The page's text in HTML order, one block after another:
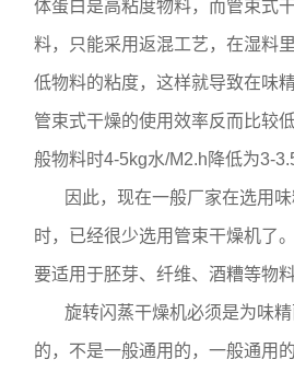
体蛋白是高粘度物料，而管束式
料，只能采用返混工艺，在湿料
低物料的粘度，这样就导致在味
管束式干燥的使用效率反而比较
般物料时4-5kg水/M2.h降低为3-
因此，现在一般厂家在选用味
时，已经很少选用管束干燥机了
要适用于胚芽、纤维、酒糟等物料
旋转闪蒸干燥机必须是为味精
的，不是一般通用的，一般通用